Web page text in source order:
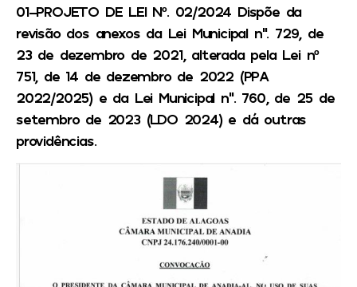
01-PROJETO DE LEI Nº. 02/2024 Dispõe da
revisão dos anexos da Lei Municipal n”. 729, de
23 de dezembro de 2021, alterada pela Lei nº
751, de 14 de dezembro de 2022 (PPA
2022/2025) e da Lei Municipal n”. 760, de 25 de
setembro de 2023 (LDO 2024) e dá outras
providências.